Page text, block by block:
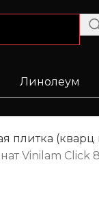
Линолеум
плитка (кварц
Vinilam Click